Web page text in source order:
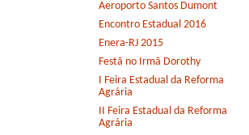
Aeroporto Santos Dumont
Encontro Estadual 2016
Enera-RJ 2015
Festã no Irmã Dorothy
I Feira Estadual da Reforma
Agrária
II Feira Estadual da Reforma
Agrária